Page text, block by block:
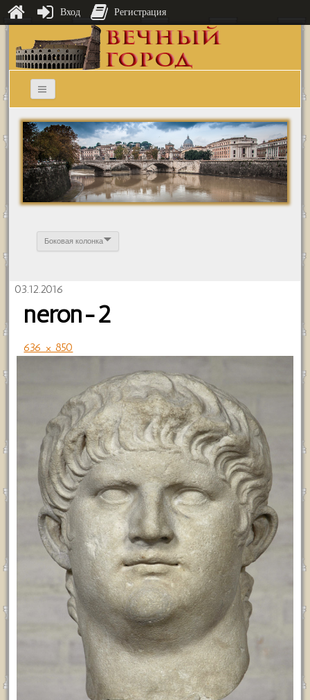
Боковая колонка
03.12.2016
neron-2
636 × 850
Вход Регистрация